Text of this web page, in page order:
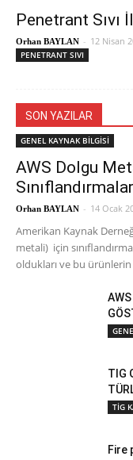
Penetrant Sıvı
Orhan BAYLAN - 12 Nisan
PENETRANT SIVI
SON YAZILAR
GENEL KAYNAK BİLGİSİ
AWS Dolgu
Orhan BAYLAN - 14 Ocak
Amerikan Kaynak
metali) için
oldukları ve bu
TIG
TİG
Fire